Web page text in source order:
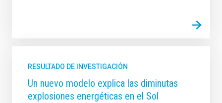
RESULTADO DE INVESTIGACIÓN
Un nuevo modelo explica las diminutas
explosiones energéticas en el Sol